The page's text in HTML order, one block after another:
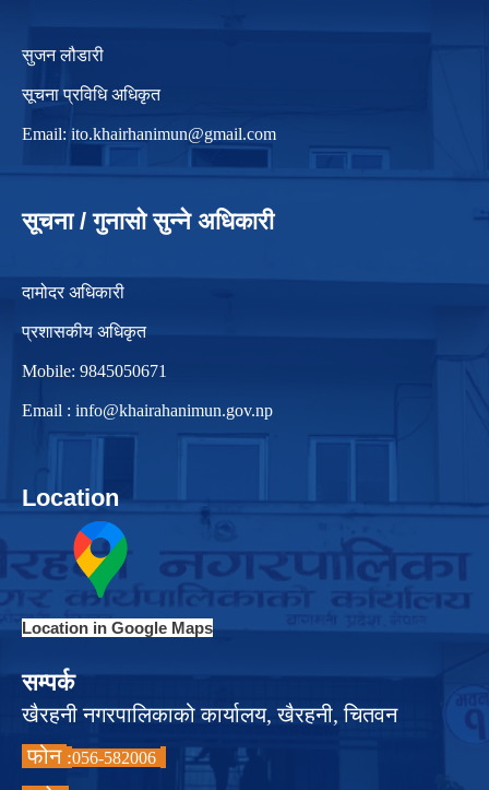
सुजन लौडारी
सूचना प्रविधि अधिकृत
Email: ito.khairhanimun@gmail.com
सूचना / गुनासो सुन्ने अधिकारी
दामोदर अधिकारी
प्रशासकीय अधिकृत
Mobile: 9845050671
Email : info@khairahanimun.gov.np
Location
Location in Google Maps
सम्पर्क
खैरहनी नगरपालिकाको कार्यालय, खैरहनी, चितवन
फोन :